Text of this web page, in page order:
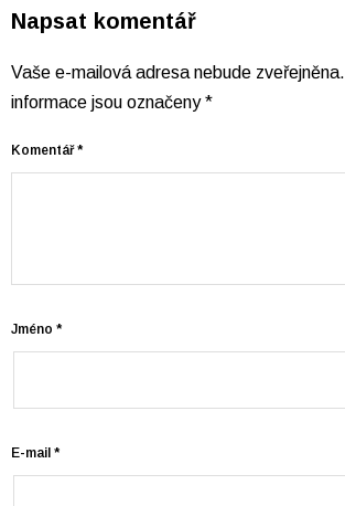
Napsat komentář
Vaše e-mailová adresa nebude zveřejněna.
informace jsou označeny*
Komentář*
Jméno *
E-mail *